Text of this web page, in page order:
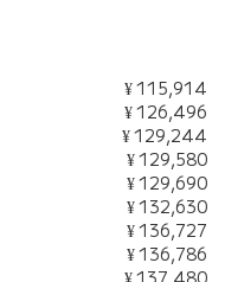
¥ 115,914
¥ 126,496
¥ 129,244
¥ 129,580
¥ 129,690
¥ 132,630
¥ 136,727
¥ 136,786